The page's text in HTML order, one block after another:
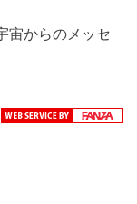
宙からのメッセ